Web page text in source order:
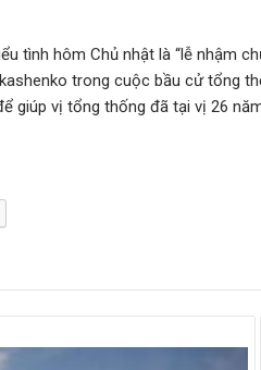
tình hôm Chủ nhật là “lễ nhậm
trong cuộc bầu cử tổng
giúp vị tổng thống đã tại vị 26